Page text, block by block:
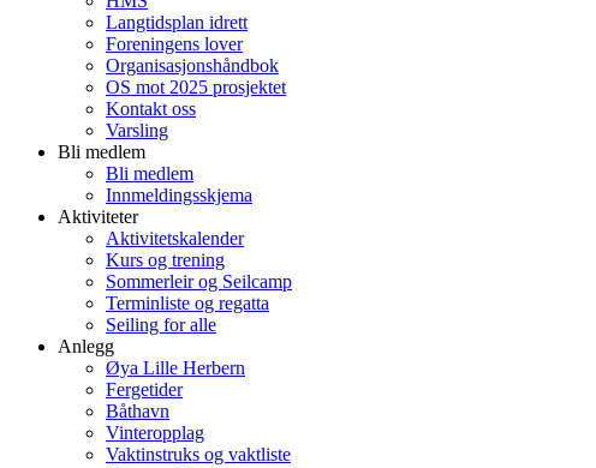
Langtidsplan idrett
Foreningens lover
Organisasjonshåndbok
OS mot 2025 prosjektet
Kontakt oss
Varsling
Bli medlem
Bli medlem
Innmeldingsskjema
Aktiviteter
Aktivitetskalender
Kurs og trening
Sommerleir og Seilcamp
Terminliste og regatta
Seiling for alle
Anlegg
Øya Lille Herbern
Fergetider
Båthavn
Vinteropplag
Vaktinstruks og vaktliste